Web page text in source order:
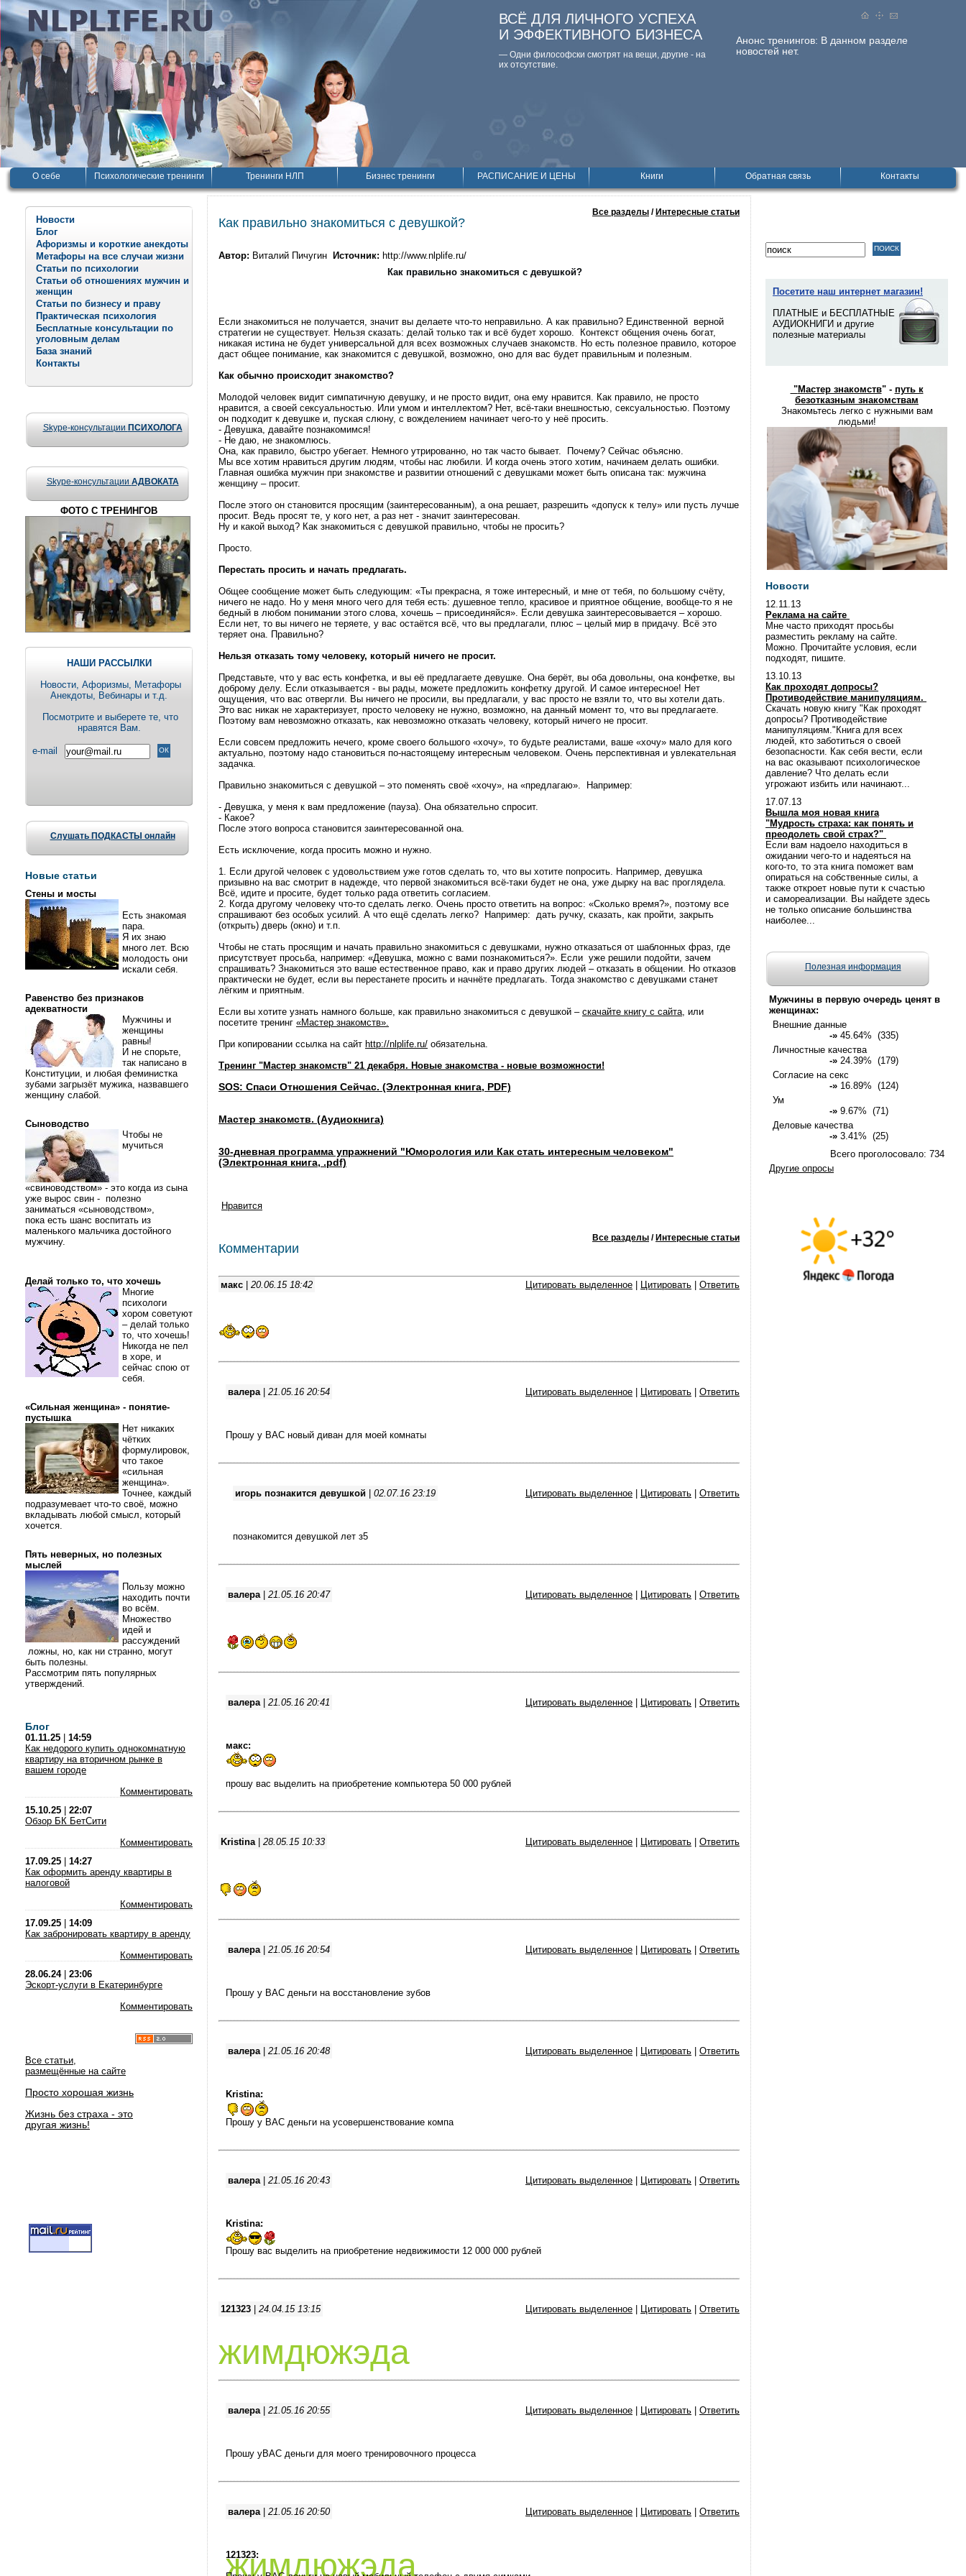
Анонс тренингов: В данном разделе
новостей нет.
ВСЁ ДЛЯ ЛИЧНОГО УСПЕХА
И ЭФФЕКТИВНОГО БИЗНЕСА
— Одни философски смотpят на вещи, дpугие - на
их отсутствие.
О себе Психологические тренинги Тренинги НЛП Бизнес тренинги РАСПИСАНИЕ И ЦЕНЫ Книги Обратная связь Контакты
Новости
Блог
Афоризмы и короткие анекдоты
Метафоры на все случаи жизни
Статьи по психологии
Статьи об отношениях мужчин и
женщин
Статьи по бизнесу и праву
Практическая психология
Бесплатные консультации по
уголовным делам
База знаний
Контакты
Skype-консультации ПСИХОЛОГА
Skype-консультации АДВОКАТА
ФОТО С ТРЕНИНГОВ
НАШИ РАССЫЛКИ
Новости, Aфоризмы, Метафоры
Анекдоты, Вебинары и т.д.
Посмотрите и выберете те, что
нравятся Вам.
e-mail
Слушать ПОДКАСТЫ онлайн
Новые статьи
Стены и мосты
Есть знакомая
пара.
Я их знаю
много лет. Всю
молодость они
искали себя.
Равенство без признаков
адекватности
Мужчины и
женщины
равны!
И не спорьте,
так написано в
Конституции, и любая феминистка
зубами загрызёт мужика, назвавшего
женщину слабой.
Сыноводство
Чтобы не
мучиться
«свиноводством» - это когда из сына
уже вырос свин - полезно
заниматься «сыноводством»,
пока есть шанс воспитать из
маленького мальчика достойного
мужчину.
Делай только то, что хочешь
Многие
психологи
хором советуют
– делай только
то, что хочешь!
Никогда не пел
в хоре, и
сейчас спою от
себя.
«Сильная женщина» - понятие-
пустышка
Нет никаких
чётких
формулировок,
что такое
«сильная
женщина».
Точнее, каждый
подразумевает что-то своё, можно
вкладывать любой смысл, который
хочется.
Пять неверных, но полезных
мыслей
Пользу можно
находить почти
во всём.
Множество
идей и
рассуждений
ложны, но, как ни странно, могут
быть полезны.
Рассмотрим пять популярных
утверждений.
Блог
01.11.25
14:59
Как недорого купить однокомнатную
квартиру на вторичном рынке в
вашем городе
Комментировать
15.10.25
22:07
Обзор БК БетСити
Комментировать
17.09.25
14:27
Как оформить аренду квартиры в
налоговой
Комментировать
17.09.25
14:09
Как забронировать квартиру в аренду
Комментировать
28.06.24| 23:06
Эскорт-услуги в Екатеринбурге
Комментировать
Все статьи,
размещённые на сайте
Просто хорошая жизнь
Жизнь без страха - это
другая жизнь!
Все разделы / Интересные статьи
Как правильно знакомиться с девушкой?
Автор: Виталий Пичугин Источник: http://www.nlplife.ru/
Как правильно знакомиться с девушкой?
Если знакомиться не получается, значит вы делаете что-то неправильно. А как правильно? Единственной верной
стратегии не существует. Нельзя сказать: делай только так и всё будет хорошо. Контекст общения очень богат,
никакая истина не будет универсальной для всех возможных случаев знакомств. Но есть полезное правило, которое
даст общее понимание, как знакомится с девушкой, возможно, оно для вас будет правильным и полезным.
Как обычно происходит знакомство?
Молодой человек видит симпатичную девушку, и не просто видит, она ему нравится. Как правило, не просто
нравится, а своей сексуальностью. Или умом и интеллектом? Нет, всё-таки внешностью, сексуальностью. Поэтому
он подходит к девушке и, пуская слюну, с вожделением начинает чего-то у неё просить.
- Девушка, давайте познакомимся!
- Не даю, не знакомлюсь.
Она, как правило, быстро убегает. Немного утрированно, но так часто бывает. Почему? Сейчас объясню.
Мы все хотим нравиться другим людям, чтобы нас любили. И когда очень этого хотим, начинаем делать ошибки.
Главная ошибка мужчин при знакомстве и развитии отношений с девушками может быть описана так: мужчина
женщину – просит.
После этого он становится просящим (заинтересованным), а она решает, разрешить «допуск к телу» или пусть лучше
просит. Ведь просят те, у кого нет, а раз нет - значит заинтересован.
Ну и какой выход? Как знакомиться с девушкой правильно, чтобы не просить?
Просто.
Перестать просить и начать предлагать.
Общее сообщение может быть следующим: «Ты прекрасна, я тоже интересный, и мне от тебя, по большому счёту,
ничего не надо. Но у меня много чего для тебя есть: душевное тепло, красивое и приятное общение, вообще-то я не
бедный в любом понимании этого слова, хочешь – присоединяйся». Если девушка заинтересовывается – хорошо.
Если нет, то вы ничего не теряете, у вас остаётся всё, что вы предлагали, плюс – целый мир в придачу. Всё это
теряет она. Правильно?
Нельзя отказать тому человеку, который ничего не просит.
Представьте, что у вас есть конфетка, и вы её предлагаете девушке. Она берёт, вы оба довольны, она конфетке, вы
доброму делу. Если отказывается - вы рады, можете предложить конфетку другой. И самое интересное! Нет
ощущения, что вас отвергли. Вы ничего не просили, вы предлагали, у вас просто не взяли то, что вы хотели дать.
Это вас никак не характеризует, просто человеку не нужно, возможно, на данный момент то, что вы предлагаете.
Поэтому вам невозможно отказать, как невозможно отказать человеку, который ничего не просит.
Если совсем предложить нечего, кроме своего большого «хочу», то будьте реалистами, ваше «хочу» мало для кого
актуально, поэтому надо становиться по-настоящему интересным человеком. Очень перспективная и увлекательная
задачка.
Правильно знакомиться с девушкой – это поменять своё «хочу», на «предлагаю». Например:
- Девушка, у меня к вам предложение (пауза). Она обязательно спросит.
- Какое?
После этого вопроса становится заинтересованной она.
Есть исключение, когда просить можно и нужно.
1. Если другой человек с удовольствием уже готов сделать то, что вы хотите попросить. Например, девушка
призывно на вас смотрит в надежде, что первой знакомиться всё-таки будет не она, уже дырку на вас проглядела.
Всё, идите и просите, будет только рада ответить согласием.
2. Когда другому человеку что-то сделать легко. Очень просто ответить на вопрос: «Сколько время?», поэтому все
спрашивают без особых усилий. А что ещё сделать легко? Например: дать ручку, сказать, как пройти, закрыть
(открыть) дверь (окно) и т.п.
Чтобы не стать просящим и начать правильно знакомиться с девушками, нужно отказаться от шаблонных фраз, где
присутствует просьба, например: «Девушка, можно с вами познакомиться?». Если уже решили подойти, зачем
спрашивать? Знакомиться это ваше естественное право, как и право других людей – отказать в общении. Но отказов
практически не будет, если вы перестанете просить и начнёте предлагать. Тогда знакомство с девушками станет
лёгким и приятным.
Если вы хотите узнать намного больше, как правильно знакомиться с девушкой – скачайте книгу с сайта, или
посетите тренинг «Мастер знакомств».
При копировании ссылка на сайт http://nlplife.ru/ обязательна.
Тренинг "Мастер знакомств" 21 декабря. Новые знакомства - новые возможности!
SOS: Спаси Отношения Сейчас. (Электронная книга, PDF)
Мастер знакомств. (Аудиокнига)
30-дневная программа упражнений "Юморология или Как стать интересным человеком"
(Электронная книга, .pdf)
Нравится
Все разделы / Интересные статьи
Комментарии
макс 20.06.15 18:42 Цитировать выделенное Цитировать Ответить
валера 21.05.16 20:54 Цитировать выделенное Цитировать Ответить
Прошу у ВАС новый диван для моей комнаты
игорь познакится девушкой 02.07.16 23:19 Цитировать выделенное Цитировать Ответить
познакомится девушкой лет з5
валера 21.05.16 20:47 Цитировать выделенное Цитировать Ответить
валера 21.05.16 20:41 Цитировать выделенное Цитировать Ответить
макс:
прошу вас выделить на приобретение компьютера 50 000 рублей
Kristina 28.05.15 10:33 Цитировать выделенное Цитировать Ответить
валера 21.05.16 20:54 Цитировать выделенное Цитировать Ответить
Прошу у ВАС деньги на восстановление зубов
валера 21.05.16 20:48 Цитировать выделенное Цитировать Ответить
Kristina:
Прошу у ВАС деньги на усовершенствование компа
валера 21.05.16 20:43 Цитировать выделенное Цитировать Ответить
Kristina:
Прошу вас выделить на приобретение недвижимости 12 000 000 рублей
121323 24.04.15 13:15 Цитировать выделенное Цитировать Ответить
жимдюжэда
валера 21.05.16 20:55 Цитировать выделенное Цитировать Ответить
Прошу уВАС деньги для моего тренировочного процесса
валера 21.05.16 20:50 Цитировать выделенное Цитировать Ответить
121323:
жимдюжэда
Посетите наш интернет магазин!
ПЛАТНЫЕ и БЕСПЛАТНЫЕ
АУДИОКНИГИ и другие
полезные материалы
"Мастер знакомств" - путь к
безотказным знакомствам
Знакомьтесь легко с нужными вам
людьми!
Новости
12.11.13
Реклама на сайте
Мне часто приходят просьбы
разместить рекламу на сайте.
Можно. Прочитайте условия, если
подходят, пишите.
13.10.13
Как проходят допросы?
Противодействие манипуляциям.
Скачать новую книгу "Как проходят
допросы? Противодействие
манипуляциям."Книга для всех
людей, кто заботиться о своей
безопасности. Как себя вести, если
на вас оказывают психологическое
давление? Что делать если
угрожают избить или начинают...
17.07.13
Вышла моя новая книга
"Мудрость страха: как понять и
преодолеть свой страх?"
Если вам надоело находиться в
ожидании чего-то и надеяться на
кого-то, то эта книга поможет вам
опираться на собственные силы, а
также откроет новые пути к счастью
и самореализации. Вы найдете здесь
не только описание большинства
наиболее...
Полезная информация
Мужчины в первую очередь ценят в
женщинах:
Внешние данные
-» 45.64% (335)
Личностные качества
-» 24.39% (179)
Согласие на секс
-» 16.89% (124)
Ум
-» 9.67% (71)
Деловые качества
-» 3.41% (25)
Всего проголосовало: 734
Другие опросы